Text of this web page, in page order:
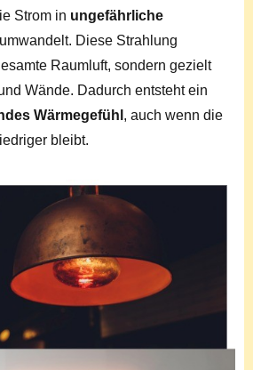
Strom in ungefährliche
umwandelt. Diese Strahlung
Raumluft, sondern gezielt
Wände. Dadurch entsteht ein
Wärmegefühl , auch wenn die
bleibt.